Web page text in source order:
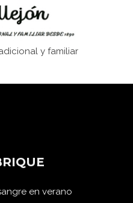
y familiar
en verano